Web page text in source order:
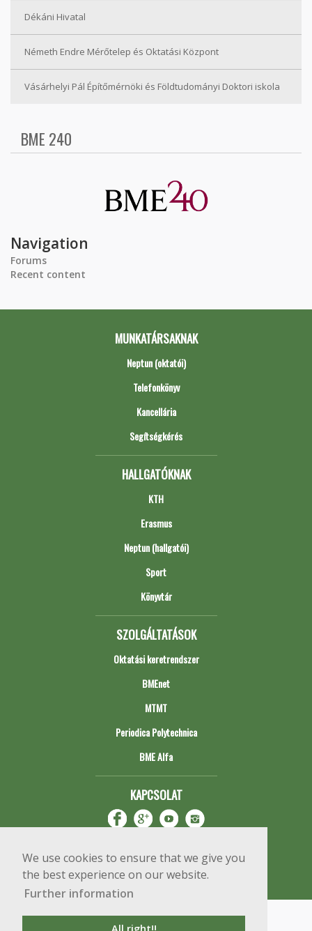
We use cookies to ensure that we give you
the best experience on our website.
Further information
Dékáni Hivatal
Németh Endre Mérőtelep és Oktatási Központ
Vásárhelyi Pál Építőmérnöki és Földtudományi Doktori iskola
BME 240
Navigation
Forums
Recent content
MUNKATÁRSAKNAK
Neptun (oktatói)
Telefonkönyv
Kancellária
Segítségkérés
HALLGATÓKNAK
KTH
Erasmus
Neptun (hallgatói)
Sport
Könyvtár
SZOLGÁLTATÁSOK
Oktatási keretrendszer
BMEnet
MTMT
Periodica Polytechnica
BME Alfa
KAPCSOLAT
Copyright © 2020 BME Építőmérnöki Kar